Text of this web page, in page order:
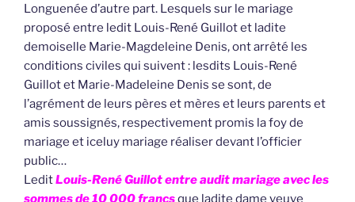
Longuenée d’autre part. Lesquels sur le mariage
proposé entre ledit Louis-René Guillot et ladite
demoiselle Marie-Magdeleine Denis, ont arrêté les
conditions civiles qui suivent : lesdits Louis-René
Guillot et Marie-Madeleine Denis se sont, de
l’agrément de leurs pères et mères et leurs parents et
amis soussignés, respectivement promis la foy de
mariage et iceluy mariage réaliser devant l’officier
public…
LeditLouis-René Guillot entre audit mariage avec les